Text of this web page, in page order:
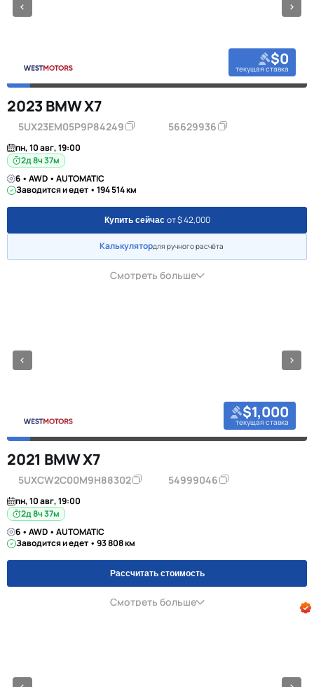
$0
текущая ставка
2023 BMW X7
5UX23EM05P9P84249 56629936
пн, 10 авг, 19:00
2д 8ч 37м
6 • AWD • AUTOMATIC
Заводится и едет • 194 514 км
Купить сейчас от $ 42,000
Калькулятордля ручного расчёта
Смотреть больше
$1,000
текущая ставка
2021 BMW X7
5UXCW2C00M9H88302 54999046
пн, 10 авг, 19:00
2д 8ч 37м
6 • AWD • AUTOMATIC
Заводится и едет • 93 808 км
Рассчитать стоимость
Смотреть больше